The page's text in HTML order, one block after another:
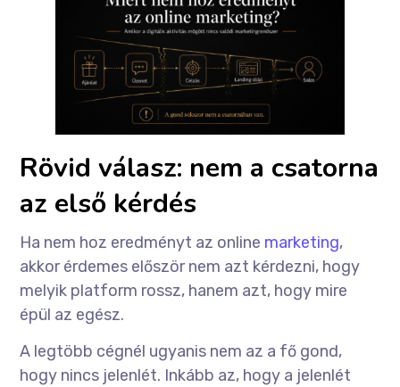
Rövid válasz: nem a csatorna
az első kérdés
Ha nem hoz eredményt az online marketing,
akkor érdemes először nem azt kérdezni, hogy
melyik platform rossz, hanem azt, hogy mire
épül az egész.
A legtöbb cégnél ugyanis nem az a fő gond,
hogy nincs jelenlét. Inkább az, hogy a jelenlét